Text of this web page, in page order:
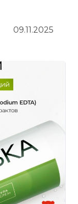
09.11.2025